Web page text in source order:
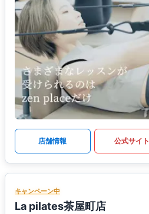
店舗情報 公式サイト
キャンペーン中
La pilates茶屋町店